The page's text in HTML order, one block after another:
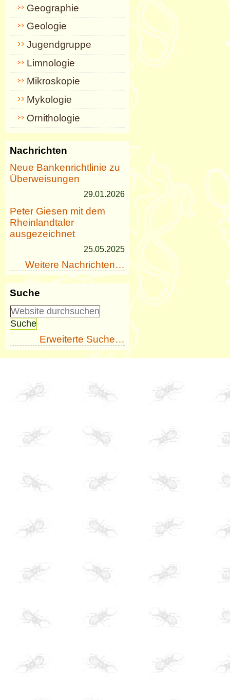
Geographie
Geologie
Jugendgruppe
Limnologie
Mikroskopie
Mykologie
Ornithologie
Nachrichten
Neue Bankenrichtlinie zu
Überweisungen
29.01.2026
Peter Giesen mit dem
Rheinlandtaler
ausgezeichnet
25.05.2025
Weitere Nachrichten…
Suche
Erweiterte Suche…